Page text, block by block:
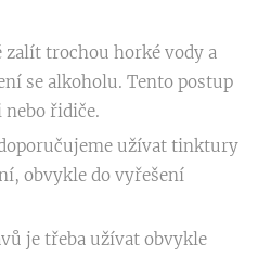
trochou horké vody a
se alkoholu. Tento postup
řidiče.
užívat tinktury
obvykle do vyřešení
je třeba užívat obvykle